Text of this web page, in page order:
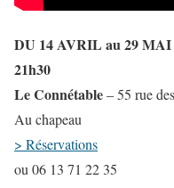
DU 14 AVRIL au 29
21h30
Le Connétable– 55 rue
Au chapeau
> Réservations
ou 06 13 71 22 35